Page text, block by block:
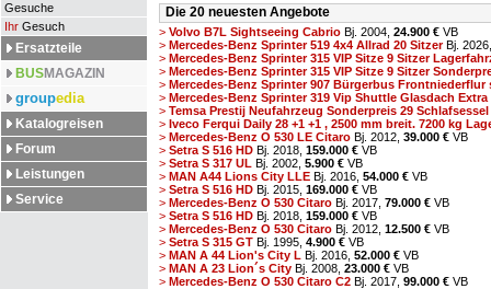
Gesuche
Ihr Gesuch
Ersatzteile
BUSMAGAZIN
groupedia
Katalogreisen
Forum
Leistungen
Service
Die 20 neuesten Angebote
> Volvo B7L Sightseeing Cabrio Bj. 2004, 24.900 € VB
> Mercedes-Benz Sprinter 519 4x4 Allrad 20 SitzerBj.
> Mercedes-Benz Sprinter 315 VIP Sitze 9 Sitzer
> Mercedes-Benz Sprinter 315 VIP Sitze 9 Sitzer
> Mercedes-Benz Sprinter 907 Bürgerbus Frontniederflur
> Mercedes-Benz Sprinter 319 Vip Shuttle Glasdach Extra
> Temsa Prestij Neufahrzeug Sonderpreis 29
> Iveco Ferqui Daily 28 +1 +1 , 2500 mm breit. 7200 kg
> Mercedes-Benz O 530 LE Citaro Bj. 2012, 39.000 € VB
> Setra S 516 HD Bj. 2018, 159.000 € VB
> Setra S 317 UL Bj. 2002, 5.900 € VB
> MAN A44 Lions City LLE Bj. 2016, 54.000 € VB
> Setra S 516 HD Bj. 2015, 169.000 € VB
> Mercedes-Benz O 530 Citaro Bj. 2017, 79.000 € VB
> Setra S 516 HD Bj. 2018, 159.000 € VB
> Mercedes-Benz O 530 Citaro Bj. 2012, 12.500 € VB
> Setra S 315 GT Bj. 1995, 4.900 € VB
> MAN A 44 Lion's City L Bj. 2016, 52.000 € VB
> MAN A 23 Lion´s City Bj. 2008, 23.000 € VB
> Mercedes-Benz O 530 Citaro C2 Bj. 2017, 99.000 € VB